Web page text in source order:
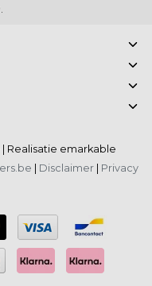
Realisatie emarkable
Disclaimer
Privacy